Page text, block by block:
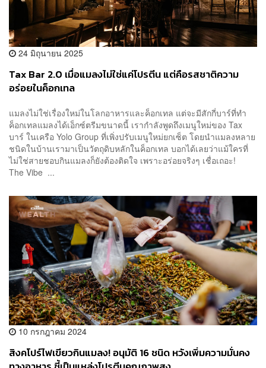
24 มิถุนายน 2025
Tax Bar 2.0 เมื่อแมลงไม่ใช่แค่โปรตีน แต่คือรสชาติความ
อร่อยในค็อกเทล
แมลงไม่ใช่เรื่องใหม่ในโลกอาหารและค็อกเทล แต่จะมีสักกี่บาร์ที่ทำ
ค็อกเทลแมลงได้เอ็กซ์ตรีมขนาดนี้ เรากำลังพูดถึงเมนูใหม่ของ Tax
บาร์ ในเครือ Yolo Group ที่เพิ่งปรับเมนูใหม่ยกเซ็ต โดยนำแมลงหลาย
ชนิดในบ้านเรามาเป็นวัตถุดิบหลักในค็อกเทล บอกได้เลยว่าแม้ใครที่
ไม่ใช่สายชอบกินแมลงก็ยังต้องติดใจ เพราะอร่อยจริงๆ เชื่อเถอะ!
The Vibe ...
10 กรกฎาคม 2024
สิงคโปร์ไฟเขียวกินแมลง! อนุมัติ 16 ชนิด หวังเพิ่มความมั่นคง